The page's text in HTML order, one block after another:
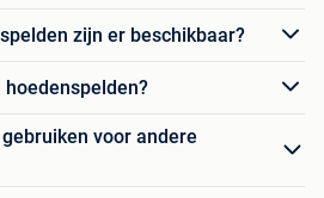
zijn er beschikbaar?
voor andere